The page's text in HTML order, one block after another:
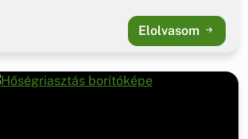
Elolvasom